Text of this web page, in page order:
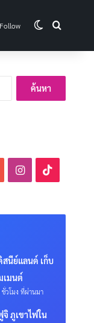
Follow Switch skin
ค้นหา
สำหรับ:
Instagram
นีย์แลนด์ เก็บ
เมนต์
ชั่วโมง ที่ผ่านมา
ภูเขาไฟใน